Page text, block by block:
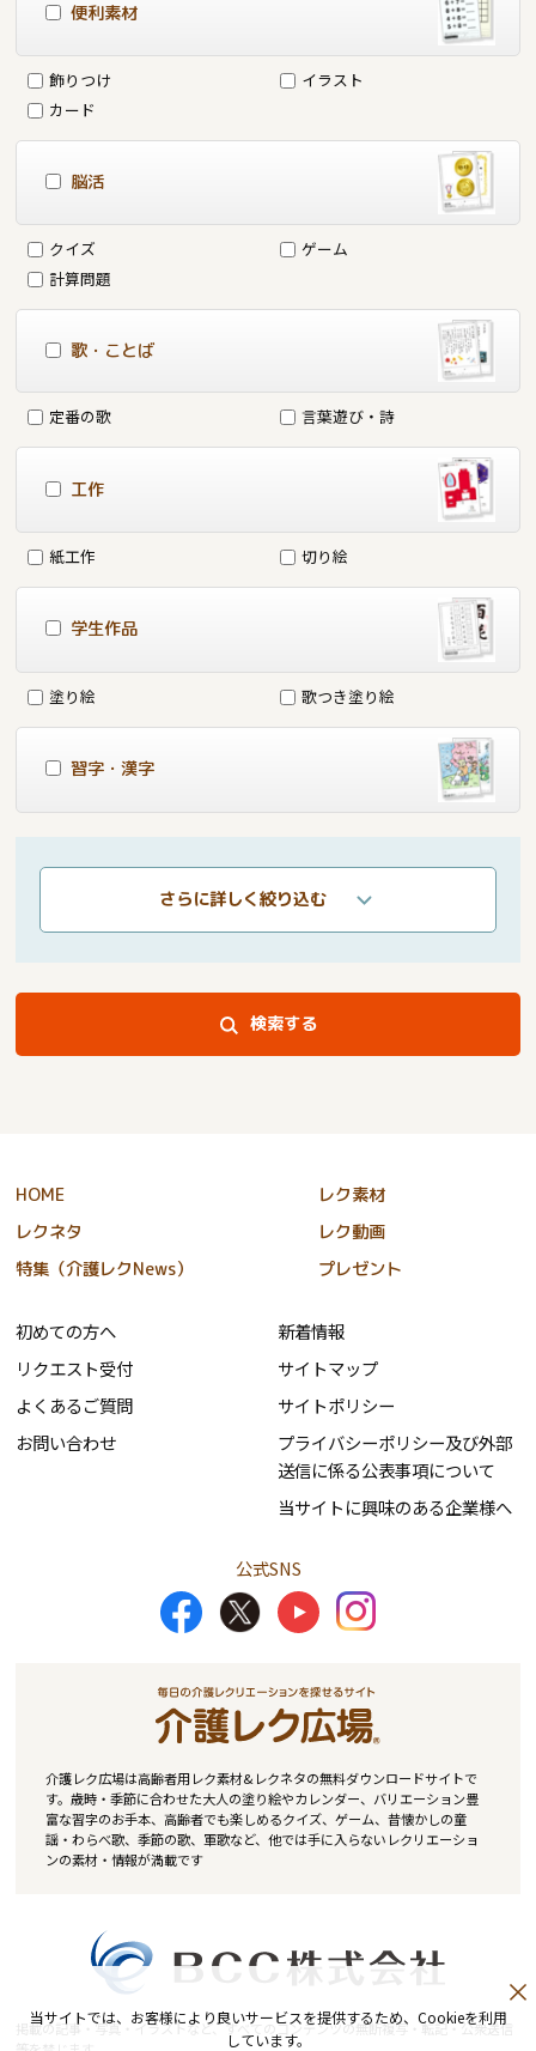
便利素材
飾りつけ
イラスト
カード
脳活
クイズ
ゲーム
計算問題
歌・ことば
定番の歌 言葉遊び・詩
工作
紙工作 切り絵
学生作品
塗り絵 歌つき塗り絵
習字・漢字
さらに詳しく絞り込む
検索する
HOME
レク素材
レクネタ
レク動画
特集（介護レクNews）
プレゼント
初めての方へ
リクエスト受付
よくあるご質問
お問い合わせ
新着情報
サイトマップ
サイトポリシー
プライバシーポリシー及び外部
送信に係る公表事項について
当サイトに興味のある企業様へ
公式SNS
介護レク広場は高齢者用レク素材&レクネタの無料ダウンロードサイトで
す。歳時・季節に合わせた大人の塗り絵やカレンダー、バリエーション豊
富な習字のお手本、高齢者でも楽しめるクイズ、ゲーム、昔懐かしの童
謡・わらべ歌、季節の歌、軍歌など、他では手に入らないレクリエーショ
ンの素材・情報が満載です
掲載の記事・写真・イラストなど、すべてのコンテンツの無断複写・転記・公衆送信
当サイトでは、お客様により良いサービスを提供するため、Cookieを利用
しています。